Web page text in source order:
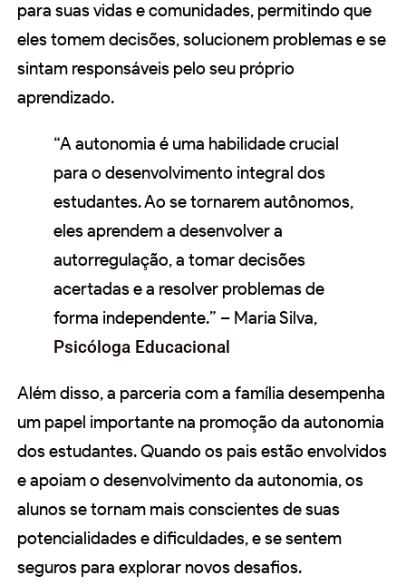
para suas vidas e comunidades, permitindo que
eles tomem decisões, solucionem problemas e se
sintam responsáveis pelo seu próprio
aprendizado.
“A autonomia é uma habilidade crucial
para o desenvolvimento integral dos
estudantes. Ao se tornarem autônomos,
eles aprendem a desenvolver a
autorregulação, a tomar decisões
acertadas e a resolver problemas de
forma independente.” – Maria Silva,
Psicóloga Educacional
Além disso, a parceria com a família desempenha
um papel importante na promoção da autonomia
dos estudantes. Quando os pais estão envolvidos
e apoiam o desenvolvimento da autonomia, os
alunos se tornam mais conscientes de suas
potencialidades e dificuldades, e se sentem
seguros para explorar novos desafios.